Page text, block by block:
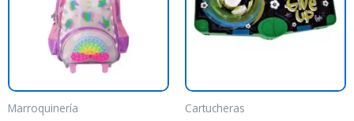
Marroquinería Cartucheras